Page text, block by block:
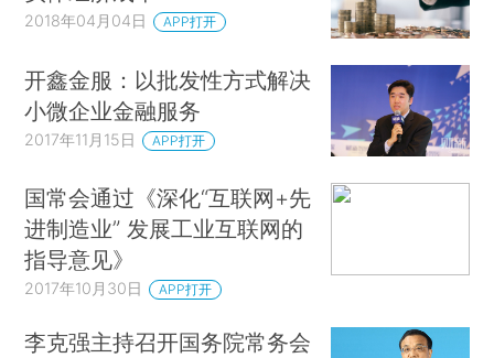
2018年04月04日 APP打开
开鑫金服：以批发性方式解决
小微企业金融服务
2017年11月15日 APP打开
国常会通过《深化“互联网+先
进制造业” 发展工业互联网的
指导意见》
2017年10月30日 APP打开
李克强主持召开国务院常务会